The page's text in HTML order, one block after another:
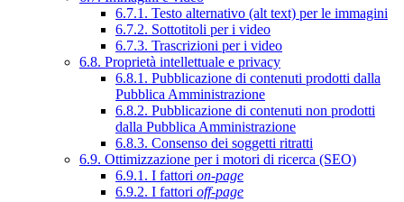
6.7.1. Testo alternativo (alt text) per le immagini
6.7.2. Sottotitoli per i video
6.7.3. Trascrizioni per i video
6.8. Proprietà intellettuale e privacy
6.8.1. Pubblicazione di contenuti prodotti dalla
Pubblica Amministrazione
6.8.2. Pubblicazione di contenuti non prodotti
dalla Pubblica Amministrazione
6.8.3. Consenso dei soggetti ritratti
6.9. Ottimizzazione per i motori di ricerca (SEO)
6.9.1. I fattori on-page
6.9.2. I fattori off-page